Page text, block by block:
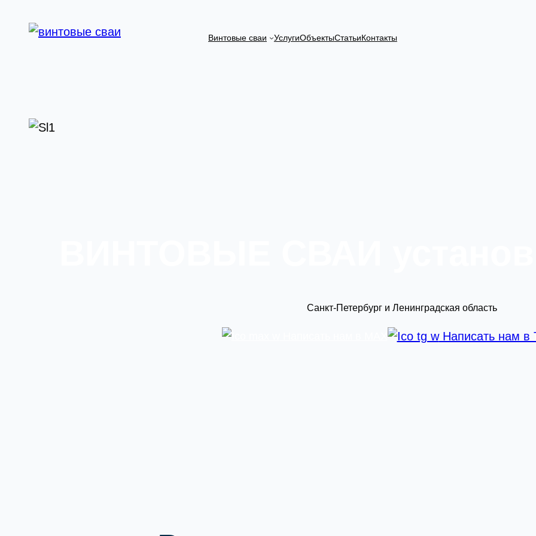
Винтовые сваи УслугиОбъектыСтатьиКонтакты
Санкт-Петербург и Ленинградская область
Написать нам в